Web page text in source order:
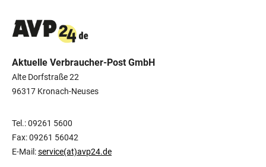
Aktuelle Verbraucher-Post GmbH
Alte Dorfstraße 22
96317 Kronach-Neuses
Tel.: 09261 5600
Fax: 09261 56042
E-Mail:service(at)avp24.de